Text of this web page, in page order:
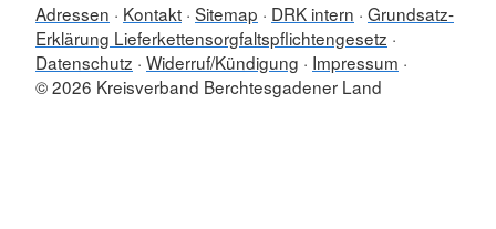
Adressen Kontakt Sitemap DRK intern Grundsatz-
Erklärung Lieferkettensorgfaltspflichtengesetz
Datenschutz Widerruf/Kündigung
Impressum
© 2026 Kreisverband Berchtesgadener Land